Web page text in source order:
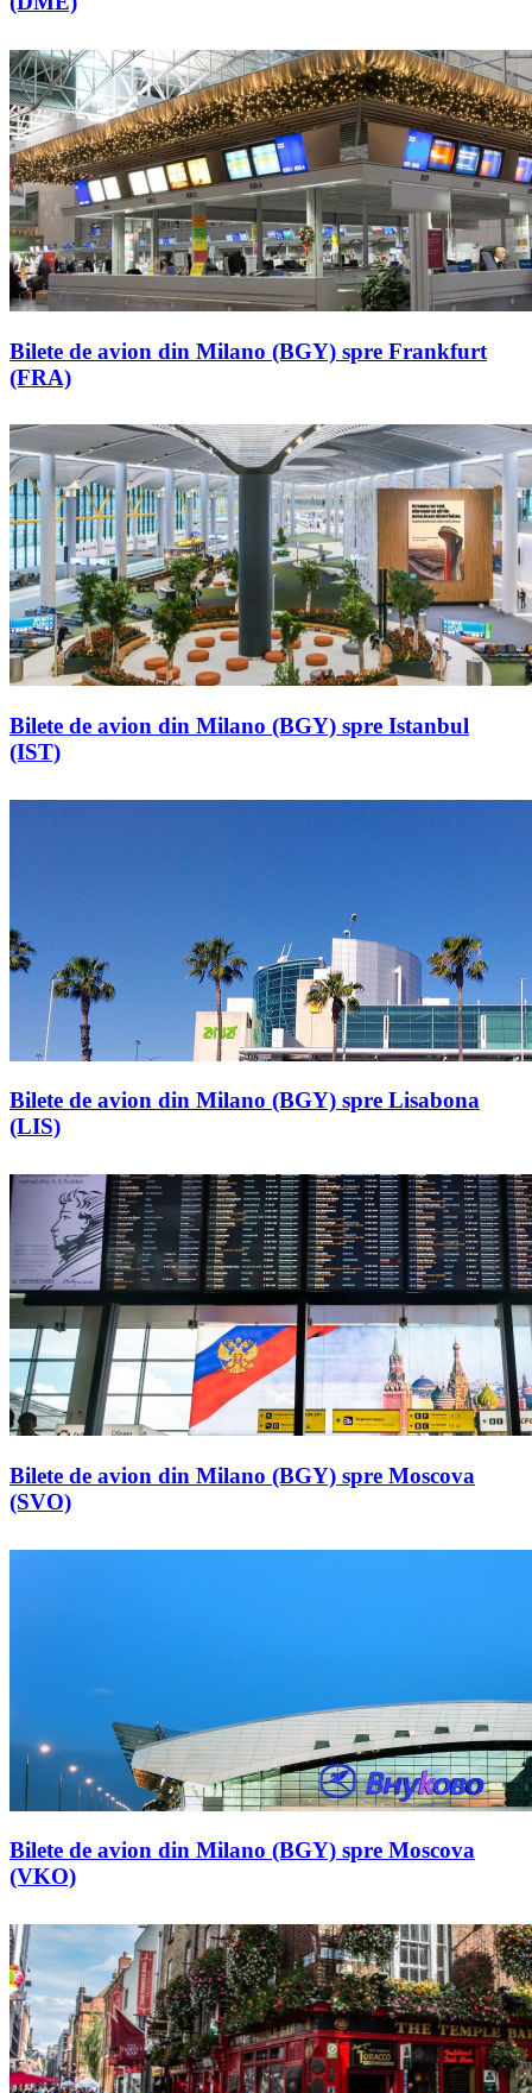
Bilete de avion din Milano (BGY) spre Frankfurt
(FRA)
Bilete de avion din Milano (BGY) spre Istanbul
(IST)
Bilete de avion din Milano (BGY) spre Lisabona
(LIS)
Bilete de avion din Milano (BGY) spre Moscova
(SVO)
Bilete de avion din Milano (BGY) spre Moscova
(VKO)